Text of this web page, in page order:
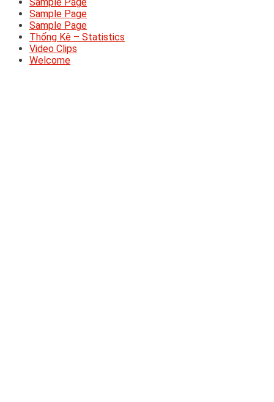
Sample Page
Sample Page
Thống Kê – Statistics
Video Clips
Welcome